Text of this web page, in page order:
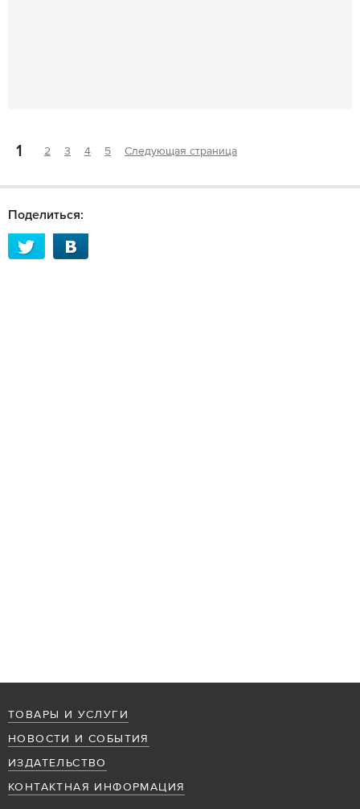
1 2 3 4 5 Следующая страница
Поделиться:
ТОВАРЫ И УСЛУГИ
НОВОСТИ И СОБЫТИЯ
ИЗДАТЕЛЬСТВО
КОНТАКТНАЯ ИНФОРМАЦИЯ